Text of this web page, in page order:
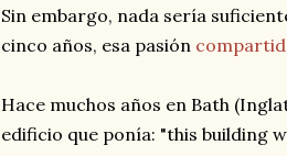
Sin embargo, nada sería
cinco años, esa pasión
Hace muchos años en Bath
edificio que ponía: "this building